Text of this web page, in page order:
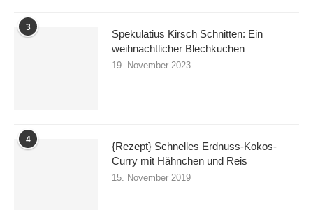
3
Spekulatius Kirsch Schnitten: Ein
weihnachtlicher Blechkuchen
19. November 2023
4
{Rezept} Schnelles Erdnuss-Kokos-
Curry mit Hähnchen und Reis
15. November 2019